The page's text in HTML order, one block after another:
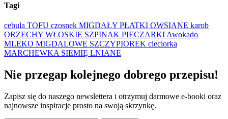
Tagi
cebula TOFU czosnek MIGDAŁY PŁATKI OWSIANE karob
ORZECHY WŁOSKIE SZPINAK PIECZARKI Awokado
MLEKO MIGDALOWE SZCZYPIOREK cieciorka
MARCHEWKA SIEMIĘ LNIANE
Nie przegap kolejnego dobrego przepisu!
Zapisz się do naszego newslettera i otrzymuj darmowe e-booki oraz
najnowsze inspiracje prosto na swoją skrzynkę.